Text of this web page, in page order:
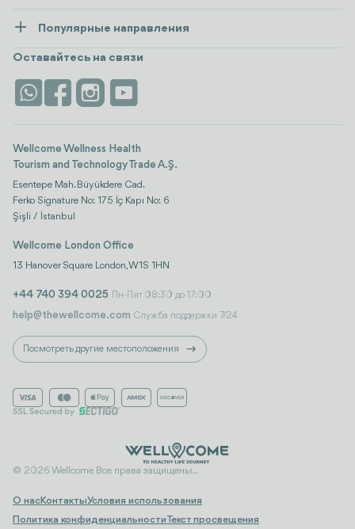
Безопасность
Контакты
Wellness
Размещение
Достопримечательности
Отзывы
Популярные направления
посмотреть все
Istanbul
Оставайтесь на связи
Wellcome Wellness Health
Tourism and Technology Trade A.Ş.
Esentepe Mah. Büyükdere Cad.
Ferko Signature No: 175 İç Kapı No: 6
Şişli / İstanbul
Wellcome London Office
13 Hanover Square London, W1S 1HN
+44 740 394 0025 Пн-Пят 08:30 до 17:00
help@thewellcome.com Служба поддержки 7/24
Посмотреть другие местоположения
© 2026 Wellcome Все права защищены..
О насКонтактыУсловия использования
Политика конфиденциальностиТекст просвещения